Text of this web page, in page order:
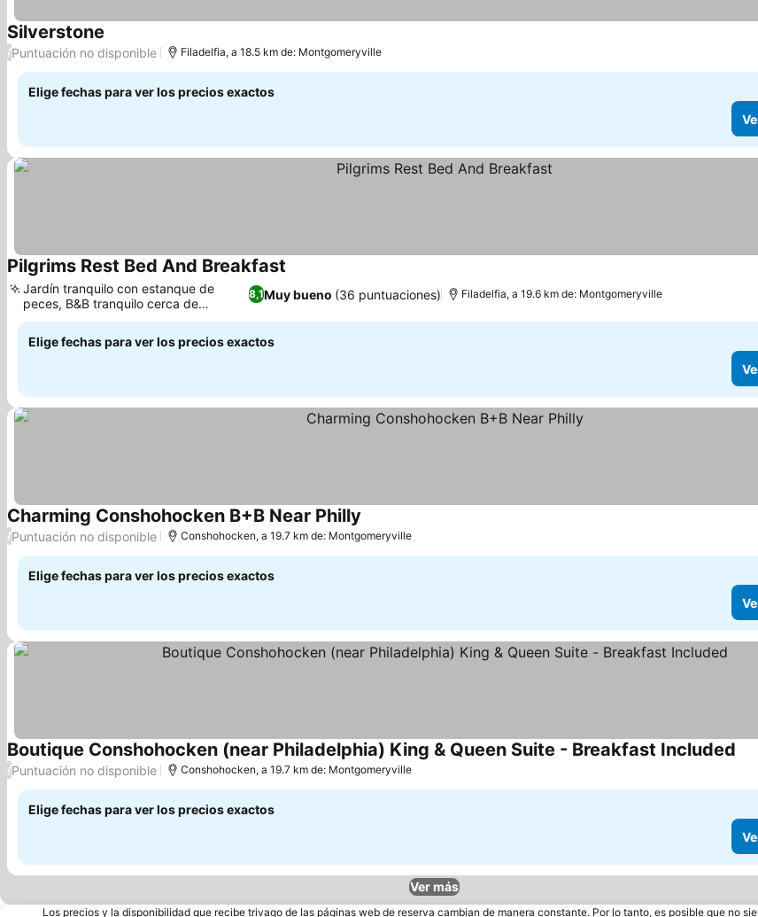
Silverstone Ver precios
/Puntuación no disponible Filadelfia, a 18.5 km de: Montgomeryville
Elige fechas para ver los precios exactos
Pilgrims Rest Bed And Breakfast
8,1Muy bueno (36 puntuaciones)
Jardín tranquilo con estanque de
peces, B&B tranquilo cerca de
Wissahickon Park
Filadelfia, a 19.6 km de: Montgomeryville
Elige fechas para ver los precios exactos
Charming Conshohocken B+B Near Philly
/Puntuación no disponible Conshohocken, a 19.7 km de: Montgomeryville
Elige fechas para ver los precios exactos
Boutique Conshohocken (near Philadelphia) King & Queen Suite - Breakfast Included
/Puntuación no disponible Conshohocken, a 19.7 km de: Montgomeryville
Elige fechas para ver los precios exactos
Ver más
Los precios y la disponibilidad que recibe trivago de las páginas web de reserva cambian de manera constante. Por lo tanto, es posible que no